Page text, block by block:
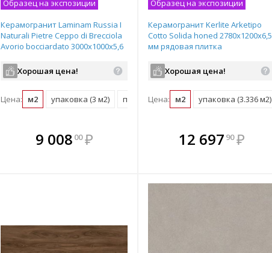
Образец на экспозиции
Керамогранит Laminam Russia I
Naturali Pietre Ceppo di Brecciola
Avorio bocciardato 3000х1000х5,6
Хорошая цена!
Цена: м2 упаковка (3 м2) поддон (39 м2)
9 008 00 ₽
В комплекте
всегда выгоднее!
Образец на экспозиции
Керамогранит Kerlite Arketipo
Cotto Solida honed 2780х1200х6,5
мм рядовая плитка
Хорошая цена!
Цена: м2 упаковка (3.336 м2)
В комплекте
всегда выгоднее!
12 697 90 ₽
В комплекте
всегда выгоднее!